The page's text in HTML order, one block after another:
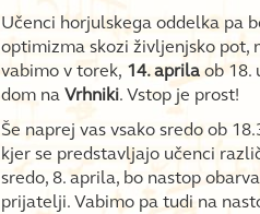
Učenci horjulskega oddelka pa
optimizma skozi življenjsko pot,
vabimo v torek, 14. aprilaob 18.
dom na Vrhniki. Vstop je prost!
Še naprej vas vsako sredo ob
kjer se predstavljajo učenci
sredo, 8. aprila, bo nastop
prijatelji. Vabimo pa tudi na